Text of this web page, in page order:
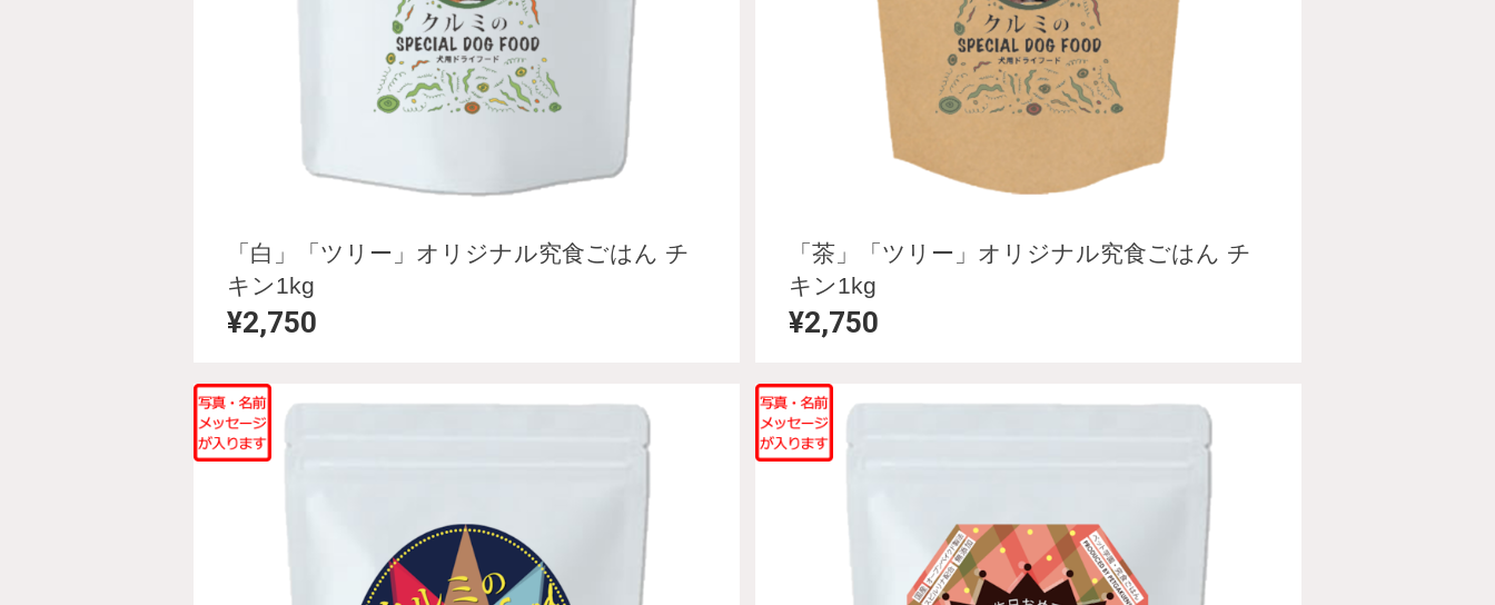
「白」「ツリー」オリジナル究食ごはん チ
キン1kg
¥2,750
「茶」「ツリー」オリジナル究食ごはん チ
キン1kg
¥2,750